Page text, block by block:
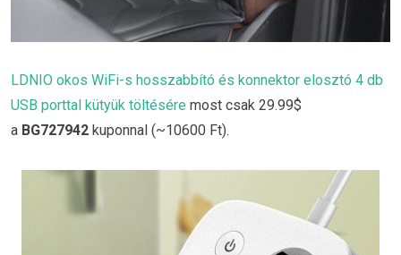
LDNIO okos WiFi-s hosszabbító és konnektor elosztó 4 db
USB porttal kütyük töltésére most csak 29.99$
a BG727942 kuponnal (~10600 Ft).